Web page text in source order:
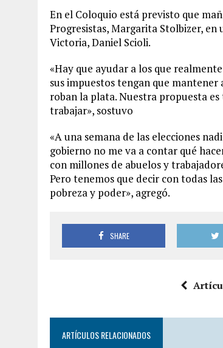
En el Coloquio está previsto que
Progresistas, Margarita Stolbizer,
Victoria, Daniel Scioli.
«Hay que ayudar a los que
sus impuestos tengan que
roban la plata. Nuestra propuesta
trabajar», sostuvo
«A una semana de las elecciones
gobierno no me va a contar qué
con millones de abuelos y
Pero tenemos que decir con todas
pobreza y poder», agregó.
SHARE
ARTÍCULOS RELACIONADOS